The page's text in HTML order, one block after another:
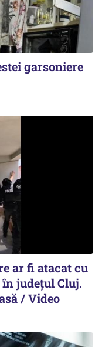
garsoniere
ar fi atacat cu
județul Cluj.
/ Video